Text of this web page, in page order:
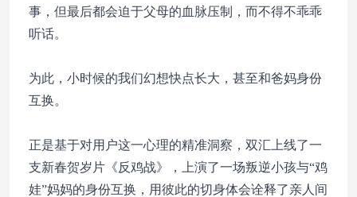
事，但最后都会迫于父母的血脉压制，而不得不乖乖
听话。
为此，小时候的我们幻想快点长大，甚至和爸妈身份
互换。
正是基于对用户这一心理的精准洞察，双汇上线了一
支新春贺岁片《反鸡战》，上演了一场叛逆小孩与“鸡
娃”妈妈的身份互换，用彼此的切身体会诠释了亲人间